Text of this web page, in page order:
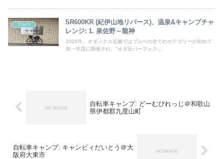
ブルベ
SR600KR (紀伊山地リバース)、温泉&キャンプチャ
レンジ: 1. 泉佐野～龍神
2025年、オダックス近畿ではブルベの全てのカテゴリーが初めて
単一年度に開催され、"オダ近パーフェク...
自転車キャンプ: どーむびれっじ＠和歌山
県伊都郡九度山町
自転車キャンプ: キャンピィだいとう＠大
阪府大東市